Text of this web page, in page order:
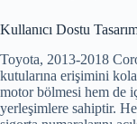
Kullanıcı Dostu
Toyota, 2013-2018
kutularına erişimini
motor bölmesi hem de
yerleşimlere sahiptir.